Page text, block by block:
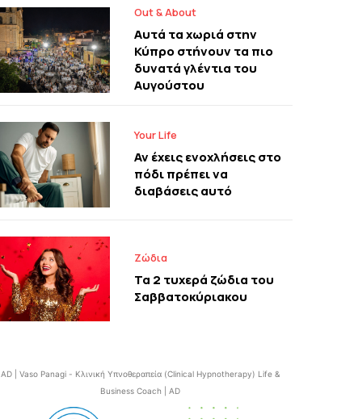
Out & About
Αυτά τα χωριά στην
Κύπρο στήνουν τα πιο
δυνατά γλέντια του
Αυγούστου
Your Life
Αν έχεις ενοχλήσεις στο
πόδι πρέπει να
διαβάσεις αυτό
Ζώδια
Τα 2 τυχερά ζώδια του
Σαββατοκύριακου
AD | Vaso Panagi - Κλινική Υπνοθεραπεία (Clinical Hypnotherapy) Life &
Business Coach | AD